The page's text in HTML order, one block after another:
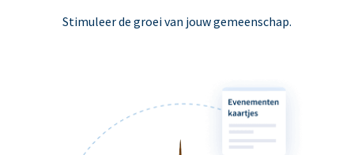
Stimuleer de groei van jouw gemeenschap.